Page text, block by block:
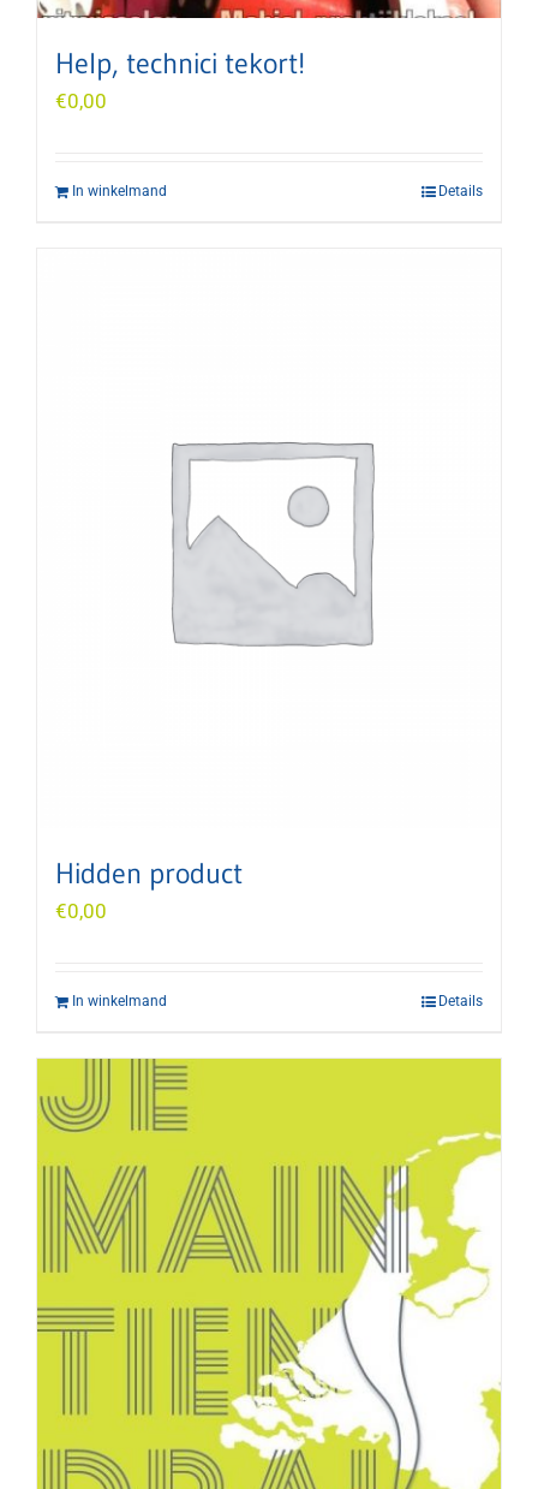
Help, technici tekort!
€0,00
In winkelmand Details
Hidden product
€0,00
In winkelmand Details